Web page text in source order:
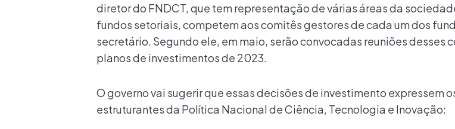
diretor do FNDCT, que tem representação de várias áreas da
fundos setoriais, competem aos comitês gestores de cada um dos
secretário. Segundo ele, em maio, serão convocadas reuniões desses
planos de investimentos de 2023.
O governo vai sugerir que essas decisões de investimento expressem
estruturantes da Política Nacional de Ciência, Tecnologia e Inovação: